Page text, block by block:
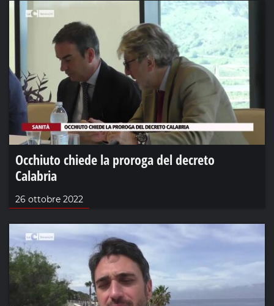
Occhiuto chiede la proroga del decreto
Calabria
26 ottobre 2022